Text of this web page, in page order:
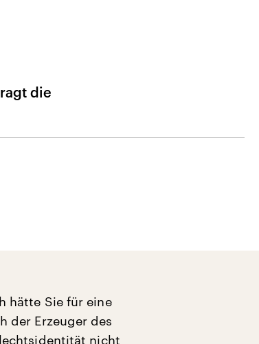
die
hätte Sie für eine
der Erzeuger des
nicht